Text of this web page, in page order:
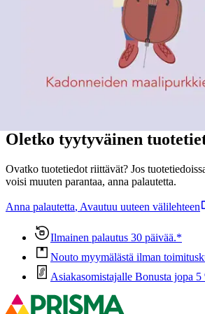
tuotekuvausta
Ominaisuudet
Oletko tyytyväinen
Ovatko tuotetiedot riittävät? Jos
voisi muuten parantaa, anna palautetta.
Anna palautetta, Avautuu uuteen välilehteen
Ilmainen palautus 30 päivää.*
Nouto myymälästä ilman
Asiakasomistajalle Bonusta jopa 5